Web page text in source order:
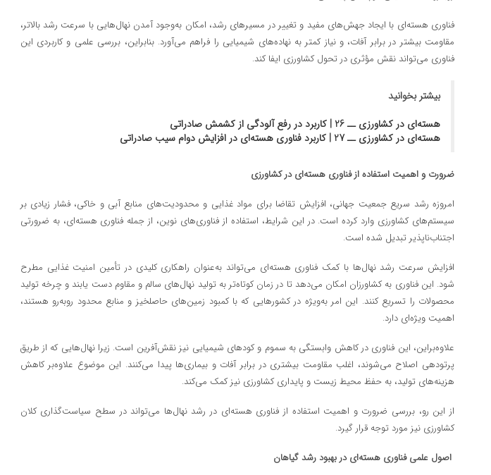
فناوری هسته‌ای با ایجاد جهش‌های مفید و تغییر در مسیرهای رشد، امکان به‌وجود آمدن نهال‌هایی با سرعت رشد بالاتر،
مقاومت بیشتر در برابر آفات، و نیاز کمتر به نهاده‌های شیمیایی را فراهم می‌آورد. بنابراین، بررسی علمی و کاربردی این
فناوری می‌تواند نقش مؤثری در تحول کشاورزی ایفا کند.
بیشتر بخوانید
هسته‌ای در کشاورزی ــ 26 | کاربرد در رفع آلودگی از کشمش صادراتی
هسته‌ای در کشاورزی ــ 27 | کاربرد فناوری هسته‌ای در افزایش دوام سیب صادراتی
ضرورت و اهمیت استفاده از فناوری هسته‌ای در کشاورزی
امروزه رشد سریع جمعیت جهانی، افزایش تقاضا برای مواد غذایی و محدودیت‌های منابع آبی و خاکی، فشار زیادی بر
سیستم‌های کشاورزی وارد کرده است. در این شرایط، استفاده از فناوری‌های نوین، از جمله فناوری هسته‌ای، به ضرورتی
اجتناب‌ناپذیر تبدیل شده است.
افزایش سرعت رشد نهال‌ها با کمک فناوری هسته‌ای می‌تواند به‌عنوان راهکاری کلیدی در تأمین امنیت غذایی مطرح
شود. این فناوری به کشاورزان امکان می‌دهد تا در زمان کوتاه‌تر به تولید نهال‌های سالم و مقاوم دست یابند و چرخه تولید
محصولات را تسریع کنند. این امر به‌ویژه در کشورهایی که با کمبود زمین‌های حاصلخیز و منابع محدود روبه‌رو هستند،
اهمیت ویژه‌ای دارد.
علاوه‌براین، این فناوری در کاهش وابستگی به سموم و کودهای شیمیایی نیز نقش‌آفرین است. زیرا نهال‌هایی که از طریق
پرتودهی اصلاح می‌شوند، اغلب مقاومت بیشتری در برابر آفات و بیماری‌ها پیدا می‌کنند. این موضوع علاوه‌بر کاهش
هزینه‌های تولید، به حفظ محیط زیست و پایداری کشاورزی نیز کمک می‌کند.
از این رو، بررسی ضرورت و اهمیت استفاده از فناوری هسته‌ای در رشد نهال‌ها می‌تواند در سطح سیاست‌گذاری کلان
کشاورزی نیز مورد توجه قرار گیرد.
اصول علمی فناوری هسته‌ای در بهبود رشد گیاهان